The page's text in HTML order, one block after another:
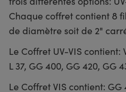
Chaque coffret contient 8
de diamètre soit de 2"
Le Coffret UV-VIS contient:
L 37, GG 400, GG 420, GG
Le Coffret VIS contient: GG